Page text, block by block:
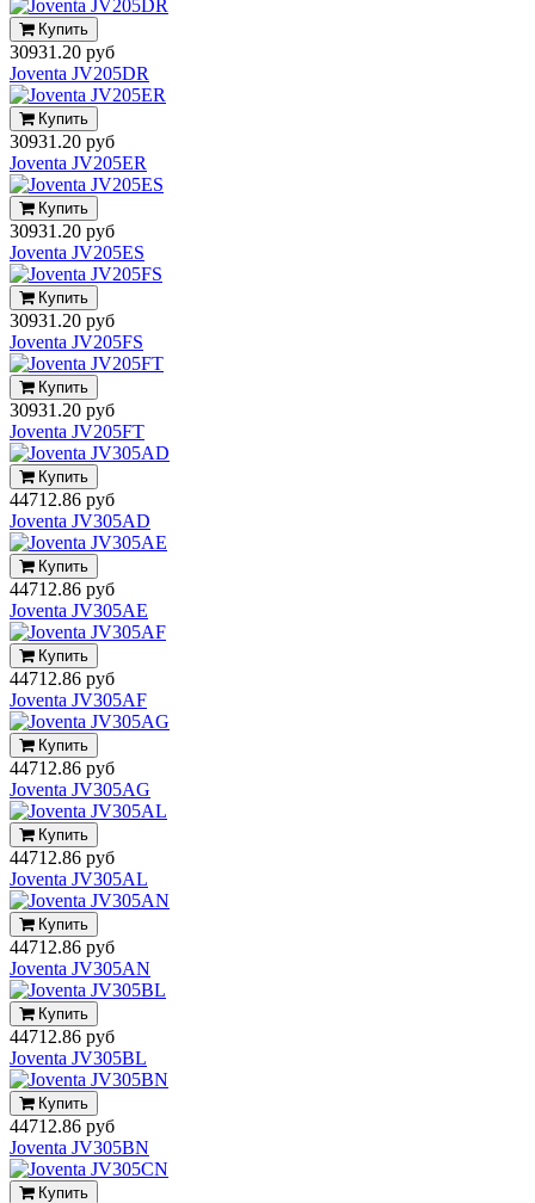
Купить
30931.20 руб
Joventa JV205DR
Купить
30931.20 руб
Joventa JV205ER
Купить
30931.20 руб
Joventa JV205ES
Купить
30931.20 руб
Joventa JV205FS
Купить
30931.20 руб
Joventa JV205FT
Купить
44712.86 руб
Joventa JV305AD
Купить
44712.86 руб
Joventa JV305AE
Купить
44712.86 руб
Joventa JV305AF
Купить
44712.86 руб
Joventa JV305AG
Купить
44712.86 руб
Joventa JV305AL
Купить
44712.86 руб
Joventa JV305AN
Купить
44712.86 руб
Joventa JV305BL
Купить
44712.86 руб
Joventa JV305BN
Купить